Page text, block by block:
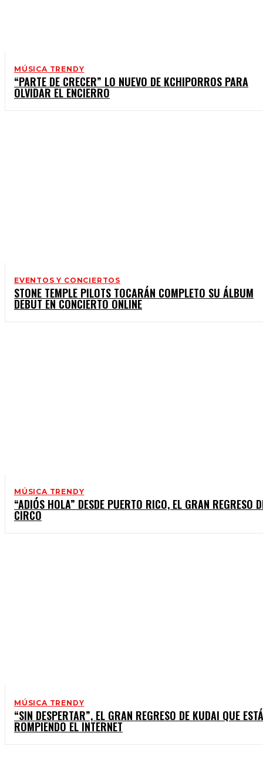
MÚSICA TRENDY
“PARTE DE CRECER” LO NUEVO DE KCHIPORROS PARA
OLVIDAR EL ENCIERRO
EVENTOS Y CONCIERTOS
STONE TEMPLE PILOTS TOCARÁN COMPLETO SU ÁLBUM
DEBUT EN CONCIERTO ONLINE
MÚSICA TRENDY
“ADIÓS HOLA” DESDE PUERTO RICO, EL GRAN REGRESO
CIRCO
MÚSICA TRENDY
“SIN DESPERTAR”, EL GRAN REGRESO DE KUDAI QUE ESTÁ
ROMPIENDO EL INTERNET